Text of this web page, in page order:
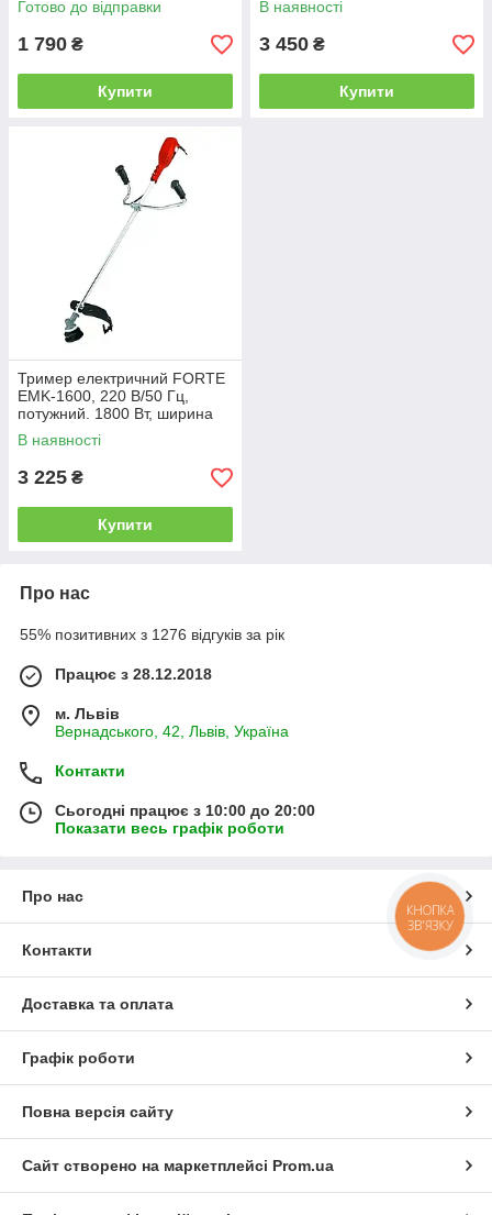
Готово до відправки
1 790 ₴
Купити
В наявності
3 450 ₴
Купити
Тример електричний FORTE
EMK-1600, 220 В/50 Гц,
потужний. 1800 Вт, ширина
скошування 420 мм, діаметр
волосіні 1,6 мм
В наявності
3 225 ₴
Купити
Про нас
55% позитивних з 1276 відгуків за рік
Працює з 28.12.2018
м. Львів
Вернадського, 42, Львів, Україна
Контакти
Сьогодні працює з 10:00 до 20:00
Показати весь графік роботи
Про нас
Контакти
Доставка та оплата
Графік роботи
Повна версія сайту
Сайт створено на маркетплейсі Prom.ua
КНОПКА
ЗВ'ЯЗКУ